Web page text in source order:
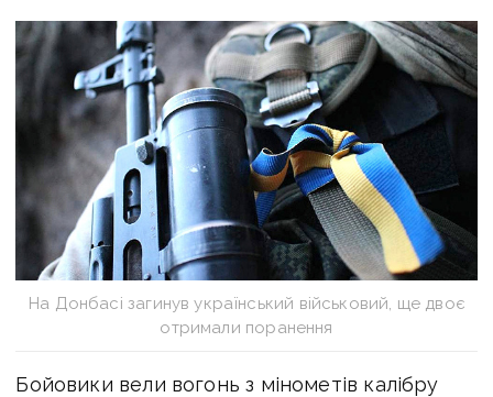
На Донбасі загинув український військовий, ще двоє
отримали поранення
Бойовики вели вогонь з мінометів калібру